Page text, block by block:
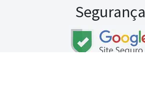
Segurança